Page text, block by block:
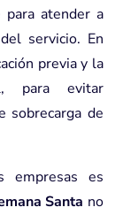
atender a
servicio. En
previa y la
para evitar
sobrecarga de
empresas es
Santa no